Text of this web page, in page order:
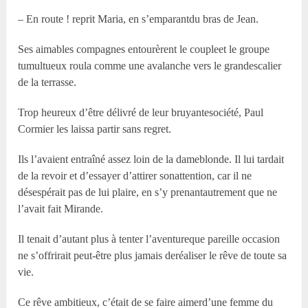
– En route ! reprit Maria, en s’emparantdu bras de Jean.
Ses aimables compagnes entourèrent le coupleet le groupe
tumultueux roula comme une avalanche vers le grandescalier
de la terrasse.
Trop heureux d’être délivré de leur bruyantesociété, Paul
Cormier les laissa partir sans regret.
Ils l’avaient entraîné assez loin de la dameblonde. Il lui tardait
de la revoir et d’essayer d’attirer sonattention, car il ne
désespérait pas de lui plaire, en s’y prenantautrement que ne
l’avait fait Mirande.
Il tenait d’autant plus à tenter l’aventureque pareille occasion
ne s’offrirait peut-être plus jamais deréaliser le rêve de toute sa
vie.
Ce rêve ambitieux, c’était de se faire aimerd’une femme du